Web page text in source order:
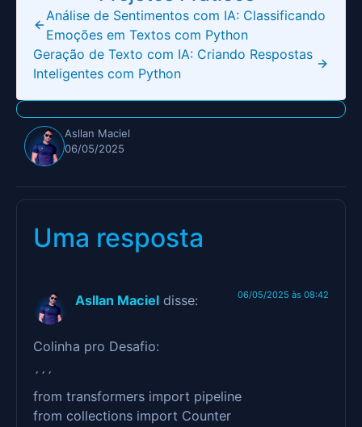
Análise de Sentimentos com IA: Classificando
Emoções em Textos com Python
Geração de Texto com IA: Criando Respostas
Inteligentes com Python
Asllan Maciel
06/05/2025
Uma resposta
Asllan Maciel disse: 06/05/2025 às 08:42
Colinha pro Desafio:
´´´
from transformers import pipeline
from collections import Counter